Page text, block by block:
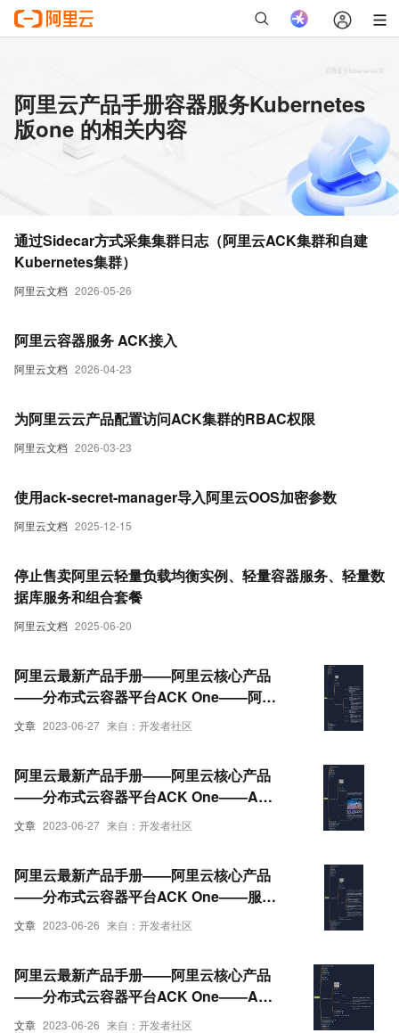
阿里云产品手册容器服务Kubernetes
版one 的相关内容
阿里云文档 2026-05-26
通过Sidecar方式采集集群日志（阿里云ACK集群和自建
Kubernetes集群）
阿里云文档 2026-04-23
阿里云容器服务 ACK接入
阿里云文档 2026-03-23
为阿里云云产品配置访问ACK集群的RBAC权限
阿里云文档 2025-12-15
使用ack-secret-manager导入阿里云OOS加密参数
阿里云文档 2025-06-20
停止售卖阿里云轻量负载均衡实例、轻量容器服务、轻量数
据库服务和组合套餐
文章 2023-06-27 来自：开发者社区
阿里云最新产品手册——阿里云核心产品
——分布式云容器平台ACK One——阿里
云容器服务ACK Anywhere家族产品
文章 2023-06-27 来自：开发者社区
阿里云最新产品手册——阿里云核心产品
——分布式云容器平台ACK One——ACK
云原生AI套件
文章 2023-06-26 来自：开发者社区
阿里云最新产品手册——阿里云核心产品
——分布式云容器平台ACK One——服务
关联角色
文章 2023-06-26 来自：开发者社区
阿里云最新产品手册——阿里云核心产品
——分布式云容器平台ACK One——ACK
One GitOps优势